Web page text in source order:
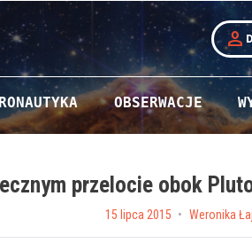
person
OBSERWACJE
przelocie obok
Posted on
15 lipca 2015 by Weronika